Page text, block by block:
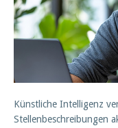
Künstliche Intelligenz
Stellenbeschreibungen